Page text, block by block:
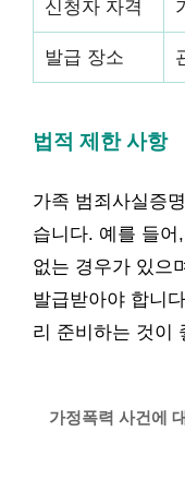
신청자 자격
발급 장소
법적 제한 사항
가족 범죄사실증
습니다. 예를 들
없는 경우가 있으
발급받아야 합니
리 준비하는 것이
가정폭력 사건에